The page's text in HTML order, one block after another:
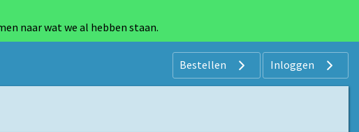
naar wat we al hebben staan.
Bestellen Inloggen